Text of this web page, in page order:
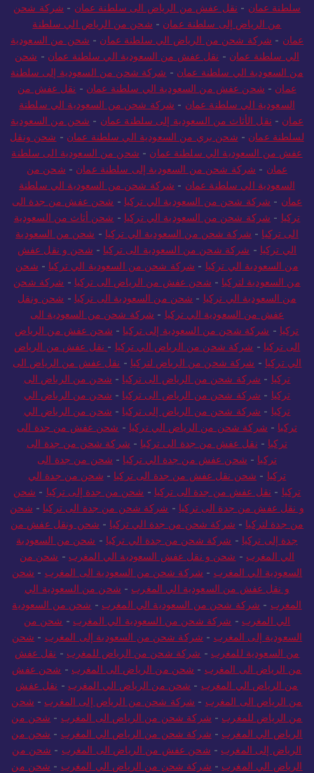
سلطنة عمان - نقل عفش من الرياض الى سلطنة عمان - شركة شحن
من الرياض إلى سلطنة عمان - شحن من الرياض الي سلطنة
عمان - شركة شحن من الرياض الي سلطنة عمان - شحن من السعودية
الي سلطنة عمان - نقل عفش من السعودية الي سلطنة عمان - شحن
من السعودية الي سلطنة عمان - شركة شحن من السعودية إلى سلطنة
عمان - شحن عفش من السعودية الي سلطنة عمان - نقل عفش من
السعودية الي سلطنة عمان - شركة شحن من السعودية الي سلطنة
عمان - نقل الأثاث من السعودية إلى سلطنة عمان - شحن من السعودية
لسلطنة عمان - شحن بري من السعودية الي سلطنة عمان - شحن ونقل
عفش من السعودية الي سلطنة عمان - شحن من السعودية الى سلطنة
عمان - شركة شحن من السعودية إلى سلطنة عمان - شحن من
السعودية الي سلطنة عمان - شركة شحن من السعودية الي سلطنة
عمان - شركة شحن من السعودية الي تركيا - شحن عفش من جدة الى
تركيا - شركة شحن من السعودية الي تركيا - شحن أثاث من السعودية
الى تركيا - شركة شحن من السعودية الي تركيا - شحن من السعودية
الي تركيا - شركة شحن من السعودية الى تركيا - شحن و نقل عفش
من السعودية الي تركيا - شركة شحن من السعودية الي تركيا - شحن
من السعودية لتركيا - شحن عفش من الرياض الى تركيا - شركة شحن
من السعودية الي تركيا - شحن من السعودية الى تركيا - شحن ونقل
عفش من السعودية الي تركيا - شركة شحن من السعودية الى
تركيا - شركة شحن من السعودية إلى تركيا - شحن عفش من الرياض
الى تركيا - شركة شحن من الرياض الي تركيا - نقل عفش من الرياض
الي تركيا - شركة شحن من الرياض لتركيا - نقل عفش من الرياض الى
تركيا - شركة شحن من الرياض الى تركيا - شحن من الرياض الى
تركيا - شركة شحن من الرياض الى تركيا - شحن من الرياض الي
تركيا - شركة شحن من الرياض إلى تركيا - شحن من الرياض الي
تركيا - شركة شحن من الرياض الي تركيا - شحن عفش من جدة الى
تركيا - نقل عفش من جدة الى تركيا - شركة شحن من جدة الى
تركيا - شحن عفش من جدة الي تركيا - شحن من جدة الى
تركيا - شحن نقل عفش من جدة الى تركيا - شحن من جدة الي
تركيا - نقل عفش من جدة الى تركيا - شحن من جدة إلى تركيا - شحن
و نقل عفش من جدة الى تركيا - شركة شحن من جدة الى تركيا - شحن
من جدة لتركيا - شركة شحن من جدة الي تركيا - شحن ونقل عفش من
جدة إلى تركيا - شركة شحن من جدة الي تركيا - شحن من السعودية
الي المغرب - شحن و نقل عفش السعودية الي المغرب - شحن من
السعودية الي المغرب - شركة شحن من السعودية الى المغرب - شحن
و نقل عفش من السعودية الي المغرب - شحن من السعودية الي
المغرب - شركة شحن من السعودية الي المغرب - شحن من السعودية
الي المغرب - شركة شحن من السعودية الي المغرب - شحن من
السعودية إلى المغرب - شركة شحن من السعودية إلى المغرب - شحن
من السعودية للمغرب - شركة شحن من الرياض للمغرب - نقل عفش
من الرياض الى المغرب - شحن من الرياض الى المغرب - شحن عفش
من الرياض الي المغرب - شحن من الرياض الي المغرب - نقل عفش
من الرياض الى المغرب - شركة شحن من الرياض إلى المغرب - شحن
من الرياض للمغرب - شركة شحن من الرياض الى المغرب - شحن من
الرياض الي المغرب - شركة شحن من الرياض الي المغرب - شحن من
الرياض إلى المغرب - شحن عفش من الرياض الى المغرب - شحن من
الرياض الي المغرب - شركة شحن من الرياض الي المغرب - شحن من